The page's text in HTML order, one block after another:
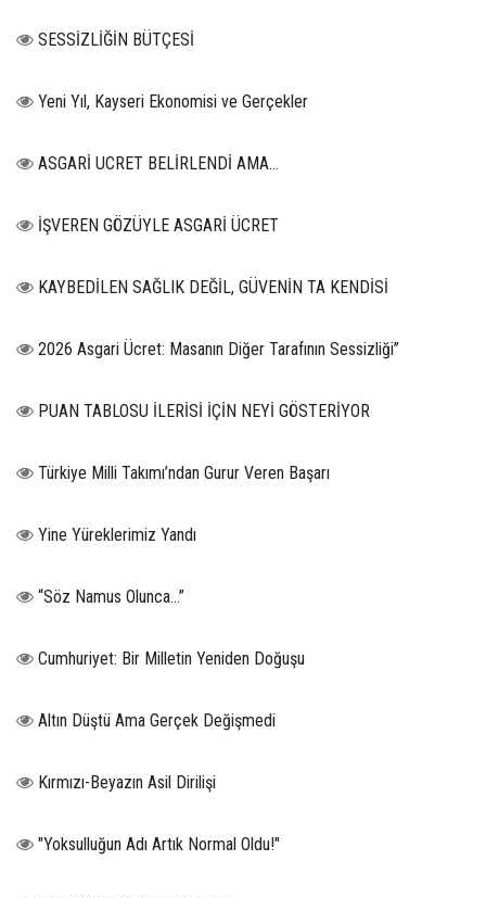
SESSİZLİĞİN BÜTÇESİ
Yeni Yıl, Kayseri Ekonomisi ve Gerçekler
ASGARİ UCRET BELİRLENDİ AMA...
İŞVEREN GÖZÜYLE ASGARİ ÜCRET
KAYBEDİLEN SAĞLIK DEĞİL, GÜVENİN TA KENDİSİ
2026 Asgari Ücret: Masanın Diğer Tarafının Sessizliği”
PUAN TABLOSU İLERİSİ İÇİN NEYİ GÖSTERİYOR
Türkiye Milli Takımı’ndan Gurur Veren Başarı
Yine Yüreklerimiz Yandı
“Söz Namus Olunca…”
Cumhuriyet: Bir Milletin Yeniden Doğuşu
Altın Düştü Ama Gerçek Değişmedi
Kırmızı-Beyazın Asil Dirilişi
"Yoksulluğun Adı Artık Normal Oldu!"